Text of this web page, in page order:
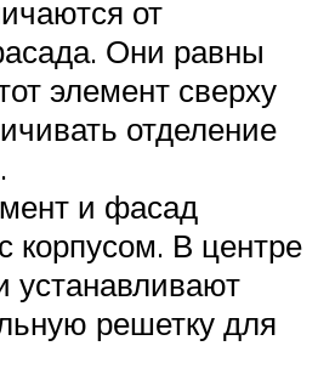
от
Они равны
элемент сверху
отделение
и фасад
корпусом. В центре
устанавливают
решетку для